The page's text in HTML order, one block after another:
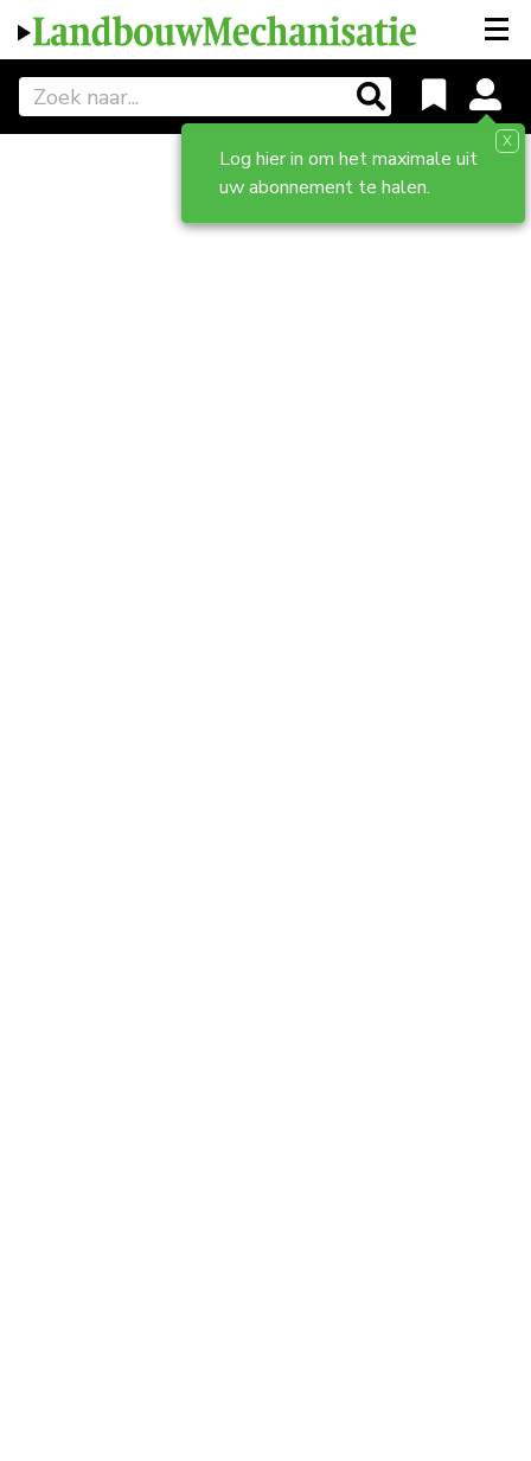
Log hier in om het maximale uit
uw abonnement te halen.
X